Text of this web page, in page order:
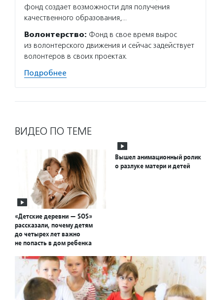
фонд создает возможности для получения
качественного образования,…
Волонтерство: Фонд в свое время вырос
из волонтерского движения и сейчас задействует
волонтеров в своих проектах.
Подробнее
ВИДЕО ПО ТЕМЕ
«Детские деревни — SOS»
рассказали, почему детям
до четырех лет важно
не попасть в дом ребенка
Вышел анимационный ролик
о разлуке матери и детей